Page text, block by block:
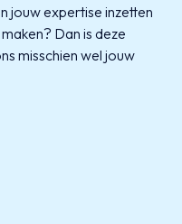
jouw expertise inzetten
Dan is deze
misschien wel jouw